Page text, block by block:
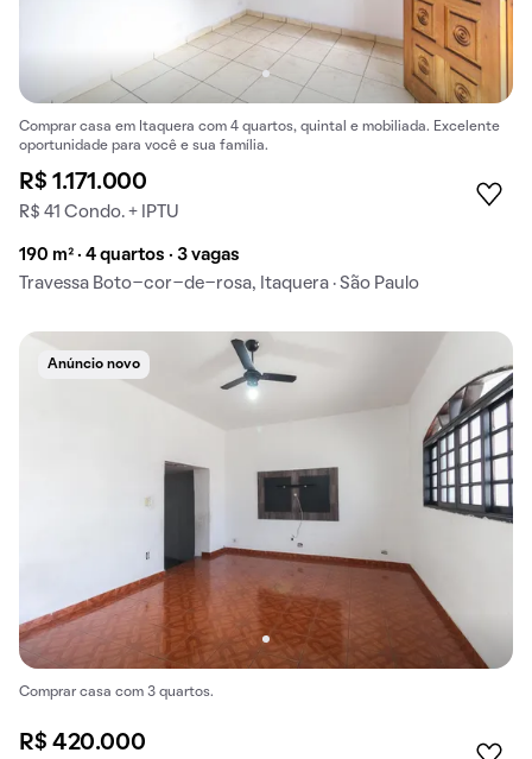
Comprar casa em Itaquera com 4 quartos, quintal e mobiliada. Excelente
oportunidade para você e sua família.
R$ 1.171.000
R$ 41 Condo. + IPTU
190 m² · 4 quartos · 3 vagas
Travessa Boto-cor-de-rosa, Itaquera · São Paulo
Anúncio novo
Comprar casa com 3 quartos.
R$ 420.000